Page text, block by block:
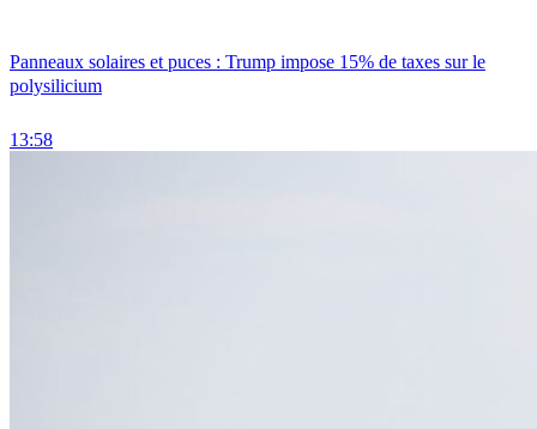
Panneaux solaires et puces : Trump impose 15% de taxes sur le
polysilicium
13:58